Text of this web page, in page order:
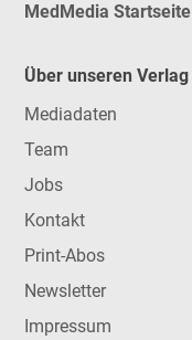
MedMedia Startseite
Über unseren Verlag
Mediadaten
Team
Jobs
Kontakt
Print-Abos
Newsletter
Impressum